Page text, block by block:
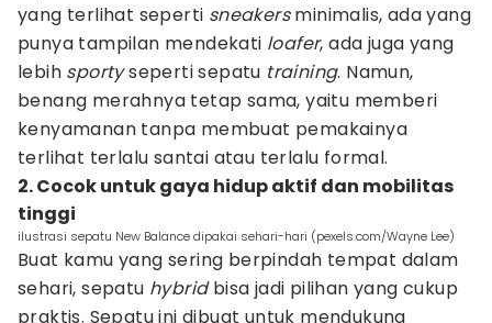
yang terlihat seperti sneakersminimalis, ada yang
punya tampilan mendekati loafer, ada juga yang
lebih sportyseperti sepatu training. Namun,
benang merahnya tetap sama, yaitu memberi
kenyamanan tanpa membuat pemakainya
terlihat terlalu santai atau terlalu formal.
2. Cocok untuk gaya hidup aktif dan mobilitas
tinggi
ilustrasi sepatu New Balance dipakai sehari-hari (pexels.com/Wayne Lee)
Buat kamu yang sering berpindah tempat dalam
sehari, sepatu hybridbisa jadi pilihan yang cukup
praktis. Sepatu ini dibuat untuk mendukung